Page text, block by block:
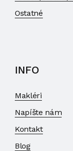
Ostatné
INFO
Makléri
Napíšte nám
Kontakt
Blog